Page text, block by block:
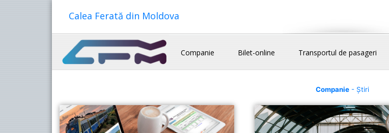
Calea Ferată din Moldova
Companie Bilet-online Transportul de pasageri
Companie- Știri